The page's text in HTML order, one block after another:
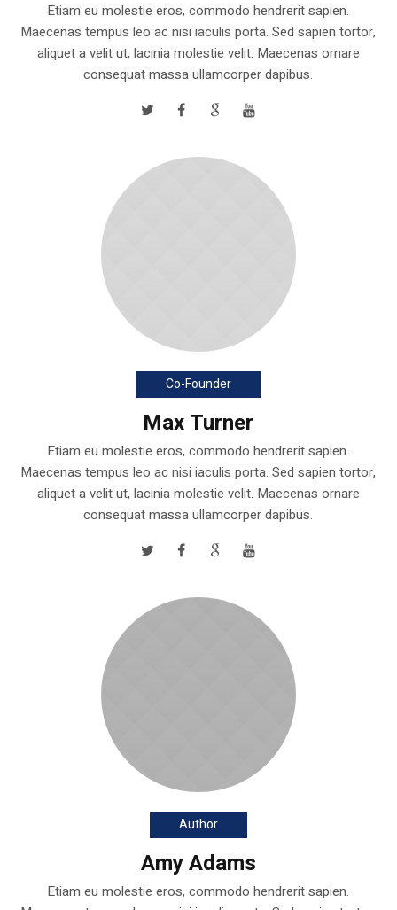
Etiam eu molestie eros, commodo hendrerit sapien.
Maecenas tempus leo ac nisi iaculis porta. Sed sapien tortor,
aliquet a velit ut, lacinia molestie velit. Maecenas ornare
consequat massa ullamcorper dapibus.
Co-Founder
Max Turner
Etiam eu molestie eros, commodo hendrerit sapien.
Maecenas tempus leo ac nisi iaculis porta. Sed sapien tortor,
aliquet a velit ut, lacinia molestie velit. Maecenas ornare
consequat massa ullamcorper dapibus.
Author
Amy Adams
Etiam eu molestie eros, commodo hendrerit sapien.